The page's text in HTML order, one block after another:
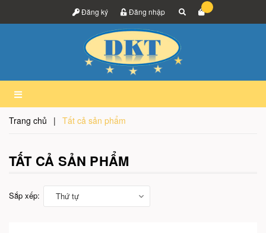
Đăng ký Đăng nhập
Trang chủ | Tất cả sản phẩm
TẤT CẢ SẢN PHẨM
Sắp xếp: Thứ tự